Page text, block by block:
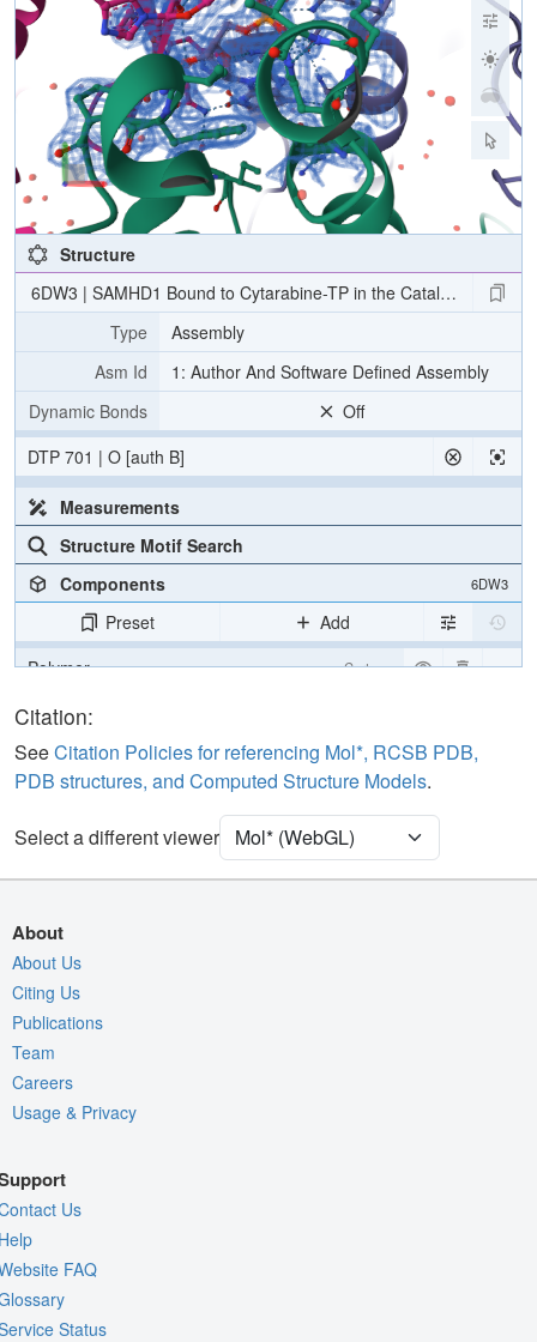
Structure
6DW3 | SAMHD1 Bound to Cytarabine-TP in the Catalytic Pocket
Type
Assembly
Asm Id
1: Author And Software Defined Assembly
Dynamic Bonds
Off
DTP 701 | O [auth B]
Measurements
Structure Motif Search
Components
6DW3
Preset
Add
Polymer
Cartoon
Ligand
Water Ball & Stick
Ion Ball & Stick
[Focus] Target
[Focus] Surroundings (5 Å) 2 reprs
Density
2Fo-Fc σ
Fo-Fc(-ve) σ
Entry
Quality Assessment
Assembly Symmetry
Citation:
SeeCitation Policies for referencing Mol*, RCSB PDB,
PDB structures, and Computed Structure Models.
Select a different viewer
About
About Us
Citing Us
Publications
Team
Careers
Usage & Privacy
Us
FAQ
Status